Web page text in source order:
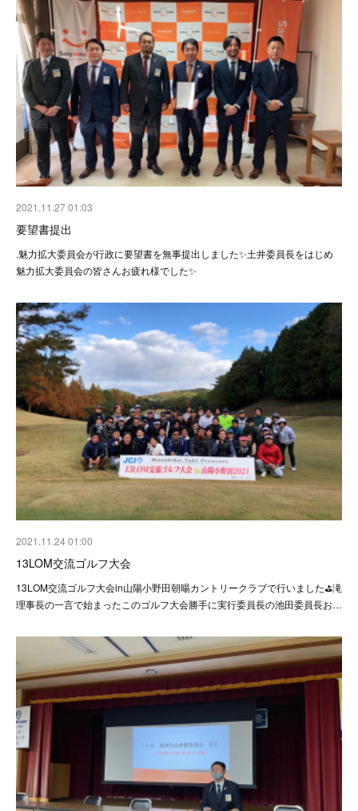
2021.11.27 01:03
要望書提出
.魅力拡大委員会が行政に要望書を無事提出しました✨土井委員長をはじめ
魅力拡大委員会の皆さんお疲れ様でした✨
2021.11.24 01:00
13LOM交流ゴルフ大会
13LOM交流ゴルフ大会in山陽小野田朝暘カントリークラブで行いました⛳️滝
理事長の一言で始まったこのゴルフ大会勝手に実行委員長の池田委員長お…